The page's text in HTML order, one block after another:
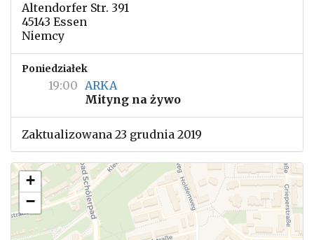
Altendorfer Str. 391
45143 Essen
Niemcy
Poniedziałek
19:00 ARKA
Mityng na żywo
Zaktualizowana 23 grudnia 2019
+
−